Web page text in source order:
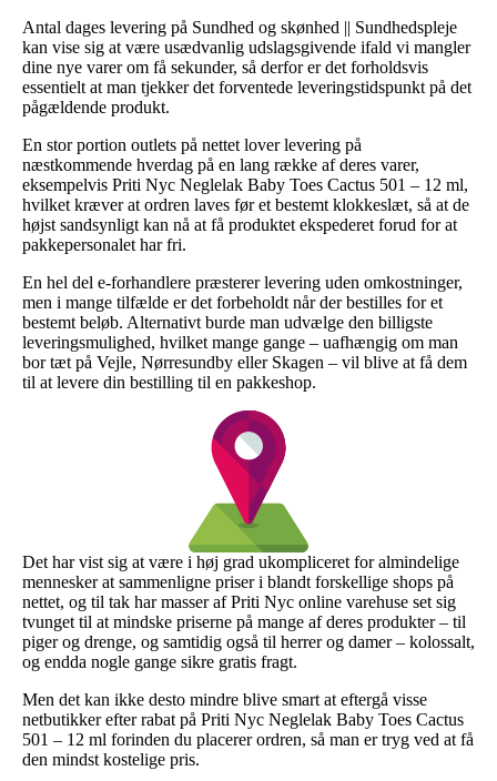
Antal dages levering på Sundhed og skønhed || Sundhedspleje
kan vise sig at være usædvanlig udslagsgivende ifald vi mangler
dine nye varer om få sekunder, så derfor er det forholdsvis
essentielt at man tjekker det forventede leveringstidspunkt på det
pågældende produkt.
En stor portion outlets på nettet lover levering på
næstkommende hverdag på en lang række af deres varer,
eksempelvis Priti Nyc Neglelak Baby Toes Cactus 501 – 12 ml,
hvilket kræver at ordren laves før et bestemt klokkeslæt, så at de
højst sandsynligt kan nå at få produktet ekspederet forud for at
pakkepersonalet har fri.
En hel del e-forhandlere præsterer levering uden omkostninger,
men i mange tilfælde er det forbeholdt når der bestilles for et
bestemt beløb. Alternativt burde man udvælge den billigste
leveringsmulighed, hvilket mange gange – uafhængig om man
bor tæt på Vejle, Nørresundby eller Skagen – vil blive at få dem
til at levere din bestilling til en pakkeshop.
Det har vist sig at være i høj grad ukompliceret for almindelige
mennesker at sammenligne priser i blandt forskellige shops på
nettet, og til tak har masser af Priti Nyc online varehuse set sig
tvunget til at mindske priserne på mange af deres produkter – til
piger og drenge, og samtidig også til herrer og damer – kolossalt,
og endda nogle gange sikre gratis fragt.
Men det kan ikke desto mindre blive smart at eftergå visse
netbutikker efter rabat på Priti Nyc Neglelak Baby Toes Cactus
501 – 12 ml forinden du placerer ordren, så man er tryg ved at få
den mindst kostelige pris.